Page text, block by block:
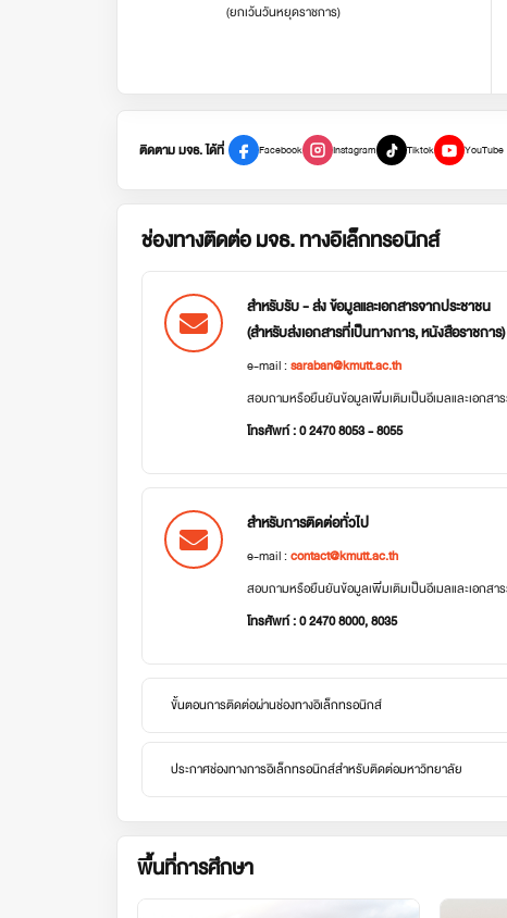
(ยกเว้นวันหยุดราชการ)
ติดตาม มจธ. ได้ที่ Facebook Instagram Tiktok YouTube
ช่องทางติดต่อ มจธ. ทางอิเล็กทรอนิกส์
สำหรับรับ - ส่ง ข้อมูลและเอกสารจากประชาชน
(สำหรับส่งเอกสารที่เป็นทางการ, หนังสือราชการ)
e-mail :saraban@kmutt.ac.th
สอบถามหรือยืนยันข้อมูลเพิ่มเติมเป็นอีเมลและเอกสา
โทรศัพท์ : 0 2470 8053 - 8055
สำหรับการติดต่อทั่วไป
e-mail :contact@kmutt.ac.th
สอบถามหรือยืนยันข้อมูลเพิ่มเติมเป็นอีเมลและเอกสา
โทรศัพท์ : 0 2470 8000, 8035
ขั้นตอนการติดต่อผ่านช่องทางอิเล็กทรอนิกส์
ประกาศช่องทางการอิเล็กทรอนิกส์สำหรับติดต่อมหาวิทยาลัย
พื้นที่การศึกษา